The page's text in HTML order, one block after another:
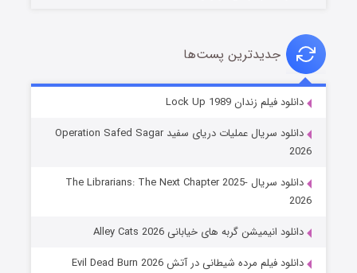
شوهر
جدیدترین پست‌ها
دانلود فیلم زندان Lock Up 1989
دانلود سریال عملیات دریای سفید Operation Safed Sagar
2026
دانلود سریال The Librarians: The Next Chapter 2025-
2026
دانلود انیمیشن گربه های خیابانی Alley Cats 2026
دانلود فیلم مرده شیطانی در آتش Evil Dead Burn 2026